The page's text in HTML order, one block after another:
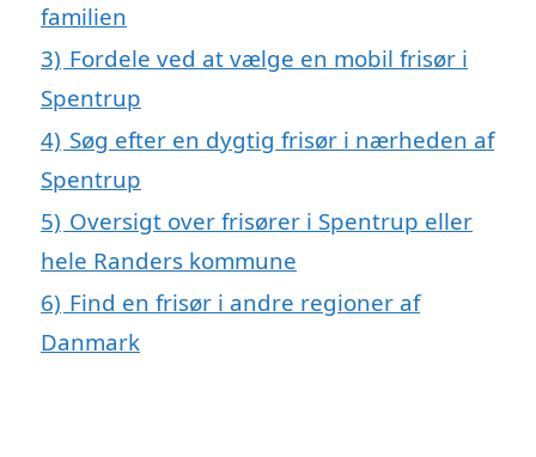
familien
3) Fordele ved at vælge en mobil frisør i
Spentrup
4) Søg efter en dygtig frisør i nærheden af
Spentrup
5) Oversigt over frisører i Spentrup eller
hele Randers kommune
6) Find en frisør i andre regioner af
Danmark